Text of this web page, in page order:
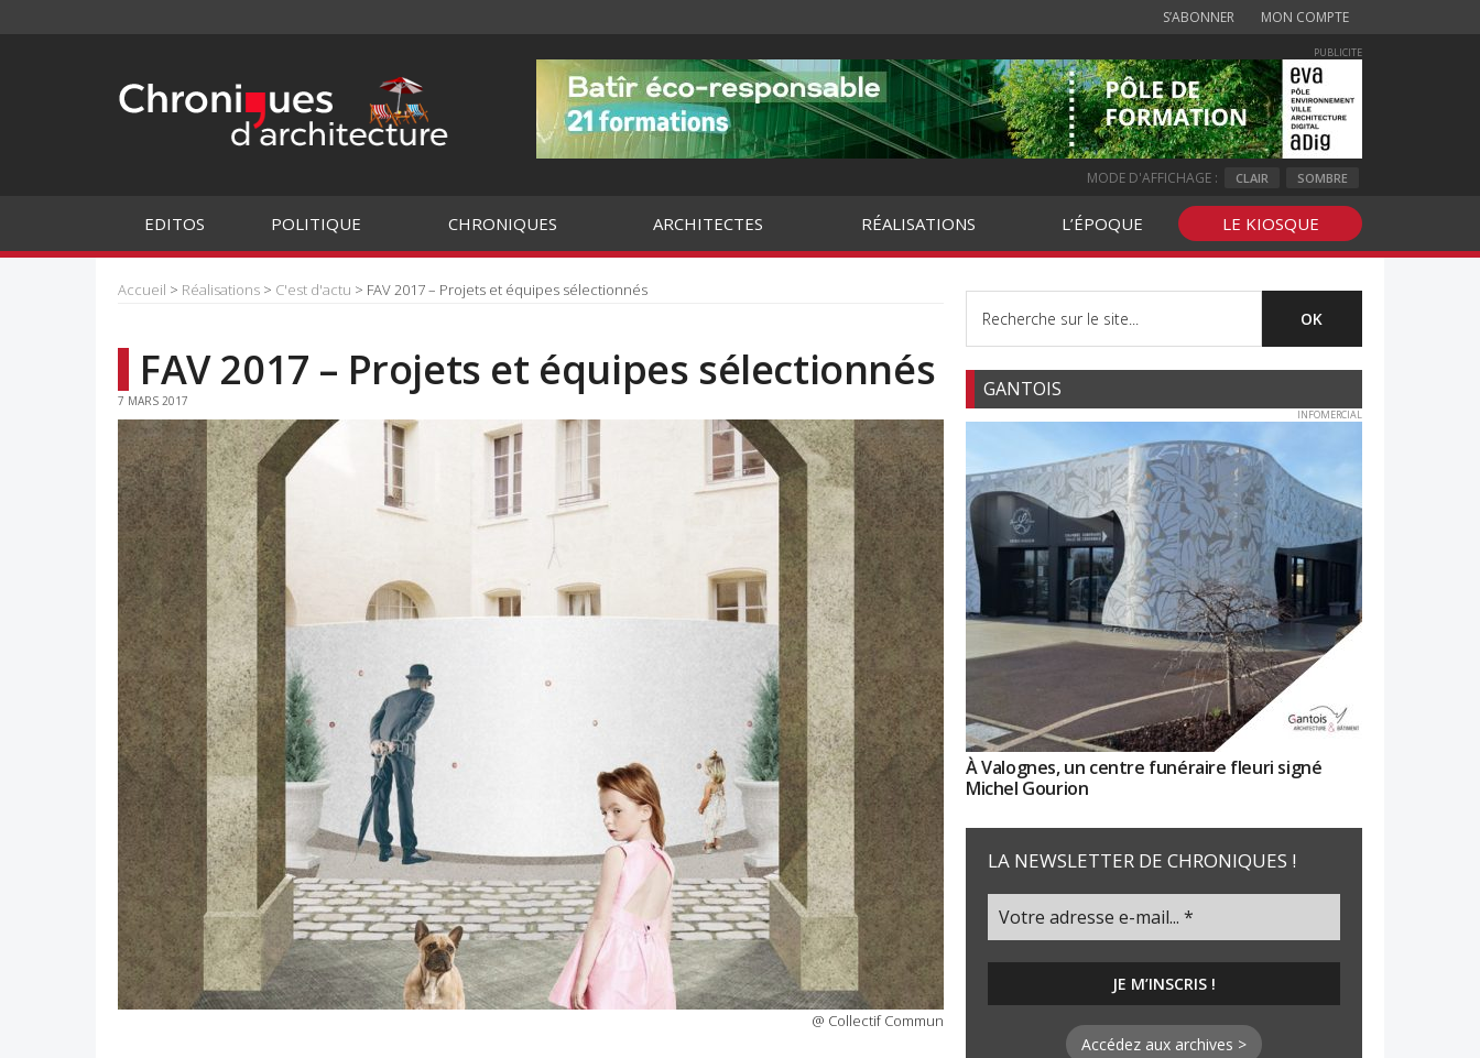
S’ABONNER MON COMPTE
PUBLICITE
MODE D'AFFICHAGE : CLAIR SOMBRE
EDITOS POLITIQUE CHRONIQUES ARCHITECTES RÉALISATIONS L’ÉPOQUE LE KIOSQUE
Accueil > Réalisations > C'est d'actu > FAV 2017 – Projets et équipes sélectionnés
FAV 2017 – Projets et équipes sélectionnés
7 MARS 2017
@ Collectif Commun
GANTOIS
INFOMERCIAL
À Valognes, un centre funéraire fleuri signé
Michel Gourion
LA NEWSLETTER DE CHRONIQUES !
Accédez aux archives >